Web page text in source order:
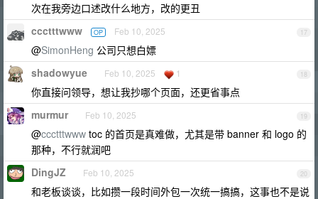
次在我旁边口述改什么地方，改的更丑
17
ccctttwww OP Feb 10, 2025
@SimonHeng 公司只想白嫖
18
shadowyue Feb 10, 2025 1
你直接问领导，想让我抄哪个页面，还更省事点
19
murmur Feb 10, 2025
@ccctttwww toc 的首页是真难做，尤其是带 banner 和 logo 的
那种，不行就润吧
20
DingJZ Feb 10, 2025
和老板谈谈，比如攒一段时间外包一次统一搞搞，这事也不是说